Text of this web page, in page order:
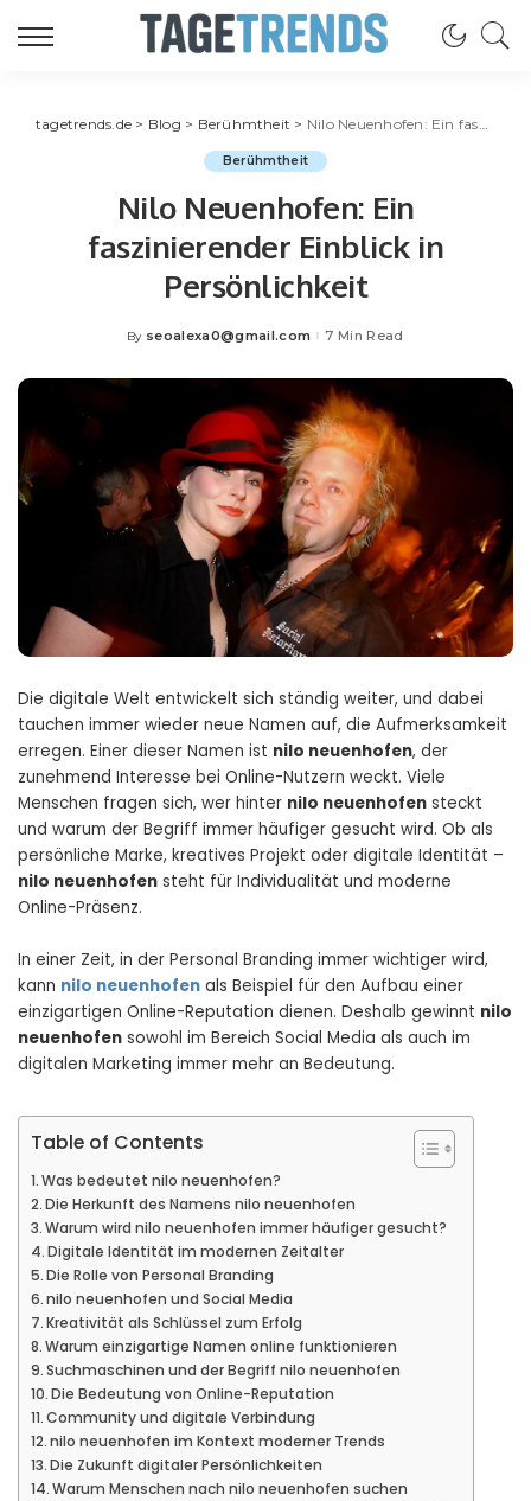
tagetrends.de > Blog > Berühmtheit > Nilo Neuenhofen: Ein faszinierender Einblick in Persönlichkeit
Berühmtheit
Nilo Neuenhofen: Ein
faszinierender Einblick in
Persönlichkeit
Posted
By seoalexa0@gmail.com 7 Min Read
Die digitale Welt entwickelt sich ständig weiter, und dabei
tauchen immer wieder neue Namen auf, die Aufmerksamkeit
erregen. Einer dieser Namen ist nilo neuenhofen, der
zunehmend Interesse bei Online-Nutzern weckt. Viele
Menschen fragen sich, wer hinter nilo neuenhofen steckt
und warum der Begriff immer häufiger gesucht wird. Ob als
persönliche Marke, kreatives Projekt oder digitale Identität –
nilo neuenhofen steht für Individualität und moderne
Online-Präsenz.
In einer Zeit, in der Personal Branding immer wichtiger wird,
kann nilo neuenhofen als Beispiel für den Aufbau einer
einzigartigen Online-Reputation dienen. Deshalb gewinnt nilo
neuenhofen sowohl im Bereich Social Media als auch im
digitalen Marketing immer mehr an Bedeutung.
Table of Contents
Was bedeutet nilo neuenhofen?
Die Herkunft des Namens nilo neuenhofen
Warum wird nilo neuenhofen immer häufiger gesucht?
Digitale Identität im modernen Zeitalter
Die Rolle von Personal Branding
nilo neuenhofen und Social Media
Kreativität als Schlüssel zum Erfolg
Warum einzigartige Namen online funktionieren
Suchmaschinen und der Begriff nilo neuenhofen
Die Bedeutung von Online-Reputation
Community und digitale Verbindung
nilo neuenhofen im Kontext moderner Trends
Die Zukunft digitaler Persönlichkeiten
Warum Menschen nach nilo neuenhofen suchen